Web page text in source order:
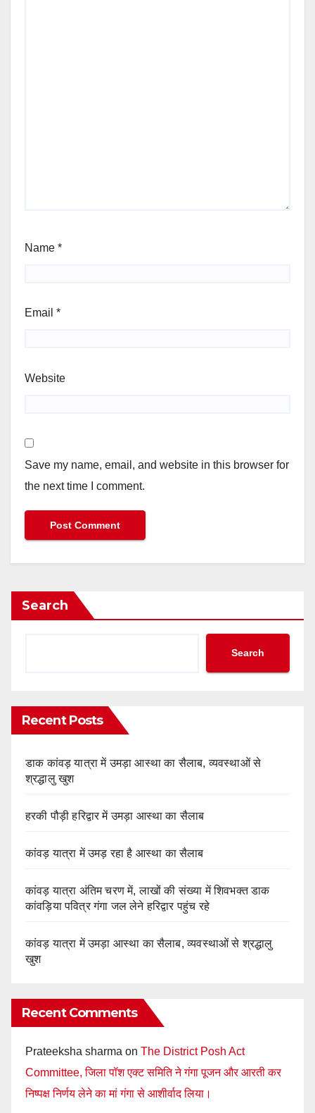
Name *
Email *
Website
Save my name, email, and website in this browser for
the next time I comment.
Search
Search
Recent Posts
डाक कांवड़ यात्रा में उमड़ा आस्था का सैलाब, व्यवस्थाओं से
श्रद्धालु खुश
हरकी पौड़ी हरिद्वार में उमड़ा आस्था का सैलाब
कांवड़ यात्रा में उमड़ रहा है आस्था का सैलाब
कांवड़ यात्रा अंतिम चरण में, लाखों की संख्या में शिवभक्त डाक
कांवड़िया पवित्र गंगा जल लेने हरिद्वार पहुंच रहे
कांवड़ यात्रा में उमड़ा आस्था का सैलाब, व्यवस्थाओं से श्रद्धालु
खुश
Recent Comments
Prateeksha sharma on The District Posh Act
Committee, जिला पॉश एक्ट समिति ने गंगा पूजन और आरती कर
निष्पक्ष निर्णय लेने का मां गंगा से आशीर्वाद लिया।